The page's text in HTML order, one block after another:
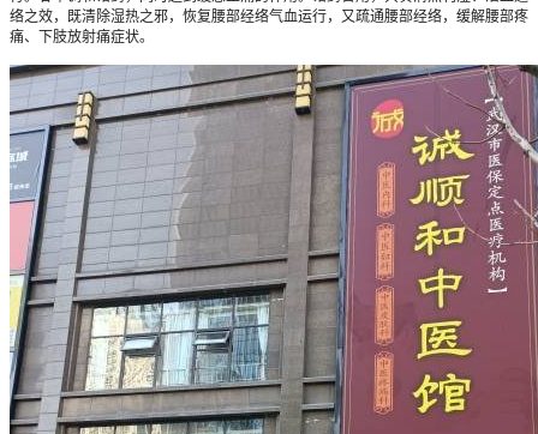
络之效，既清除湿热之邪，恢复腰部经络气血运行，又疏通腰部经络，缓解腰部疼
痛、下肢放射痛症状。